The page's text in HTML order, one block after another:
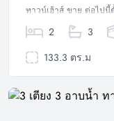
ทาวน์เฮ้าส์ ขาย ต่อไปนี้ตั้
2 3
133.3 ตร.ม